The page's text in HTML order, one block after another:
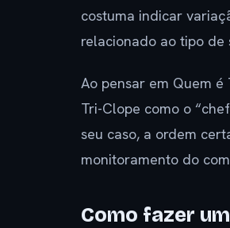
costuma indicar
relacionado ao tipo
Ao pensar em Quem
Tri-Clope como o
seu caso, a ordem
monitoramento do
Como fazer